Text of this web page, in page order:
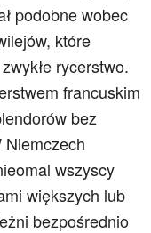
podobne wobec
które
rycerstwo.
francuskim
bez
Niemczech
wszyscy
większych lub
bezpośrednio